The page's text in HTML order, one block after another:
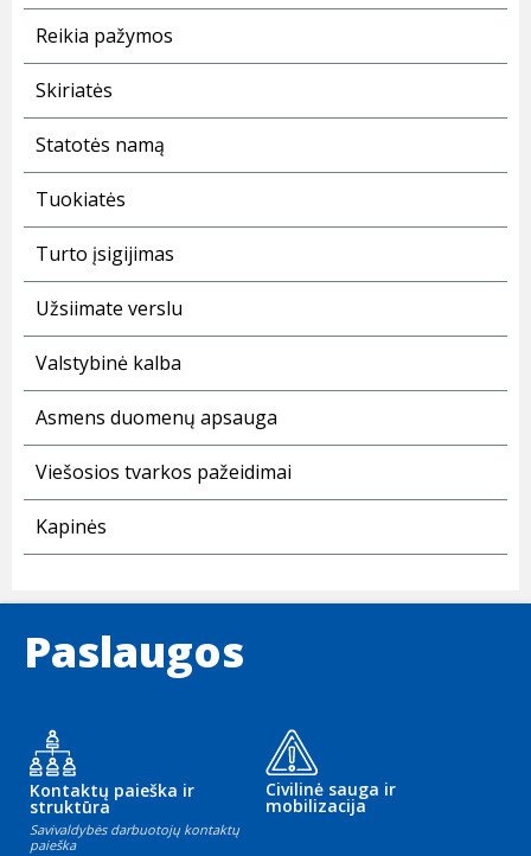
Reikia pažymos
Skiriatės
Statotės namą
Tuokiatės
Turto įsigijimas
Užsiimate verslu
Valstybinė kalba
Asmens duomenų apsauga
Viešosios tvarkos pažeidimai
Kapinės
Paslaugos
Kontaktų paieška ir
struktūra
Savivaldybės darbuotojų kontaktų
paieška
Civilinė sauga ir
mobilizacija